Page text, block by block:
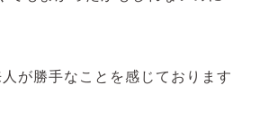
が勝手なことを感じております